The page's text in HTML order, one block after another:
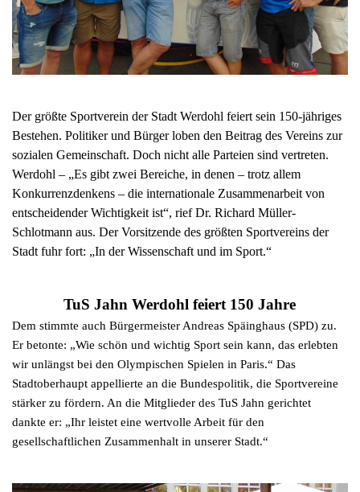
Der größte Sportverein der Stadt Werdohl feiert sein 150-jähriges
Bestehen. Politiker und Bürger loben den Beitrag des Vereins zur
sozialen Gemeinschaft. Doch nicht alle Parteien sind vertreten.
Werdohl – „Es gibt zwei Bereiche, in denen – trotz allem
Konkurrenzdenkens – die internationale Zusammenarbeit von
entscheidender Wichtigkeit ist“, rief Dr. Richard Müller-
Schlotmann aus. Der Vorsitzende des größten Sportvereins der
Stadt fuhr fort: „In der Wissenschaft und im Sport.“
TuS Jahn Werdohl feiert 150 Jahre
Dem stimmte auch Bürgermeister Andreas Späinghaus (SPD) zu.
Er betonte: „Wie schön und wichtig Sport sein kann, das erlebten
wir unlängst bei den Olympischen Spielen in Paris.“ Das
Stadtoberhaupt appellierte an die Bundespolitik, die Sportvereine
stärker zu fördern. An die Mitglieder des TuS Jahn gerichtet
dankte er: „Ihr leistet eine wertvolle Arbeit für den
gesellschaftlichen Zusammenhalt in unserer Stadt.“